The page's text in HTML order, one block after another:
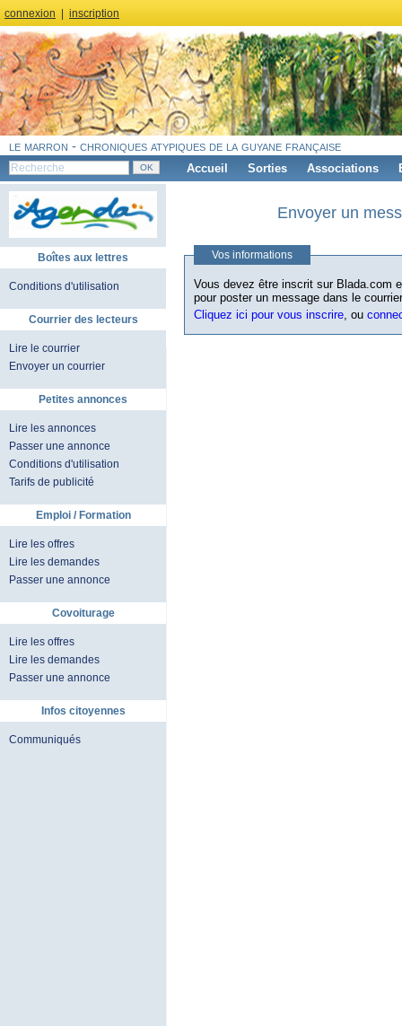
connexion inscription
le marron - chroniques atypiques de la guyane française
Accueil Sorties Associations
Boîtes aux lettres
Conditions d'utilisation
Courrier des lecteurs
Lire le courrier
Envoyer un courrier
Petites annonces
Lire les annonces
Passer une annonce
Conditions d'utilisation
Tarifs de publicité
Emploi / Formation
Lire les offres
Lire les demandes
Passer une annonce
Covoiturage
Lire les offres
Lire les demandes
Passer une annonce
Infos citoyennes
Communiqués
Envoyer un
Vos informations
Vous devez être inscrit sur Blada.com
pour poster un message dans le
Cliquez ici pour vous inscrire, ou